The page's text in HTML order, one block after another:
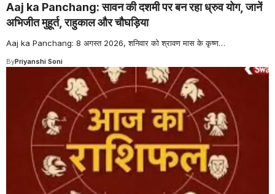
Aaj ka Panchang: सावन की दशमी पर बन रहा ध्रुव योग, जानें
अभिजीत मुहूर्त, राहुकाल और चौघड़िया
Aaj ka Panchang: 8 अगस्त 2026, शनिवार को श्रावण मास के कृष्ण…
ByPriyanshi Soni